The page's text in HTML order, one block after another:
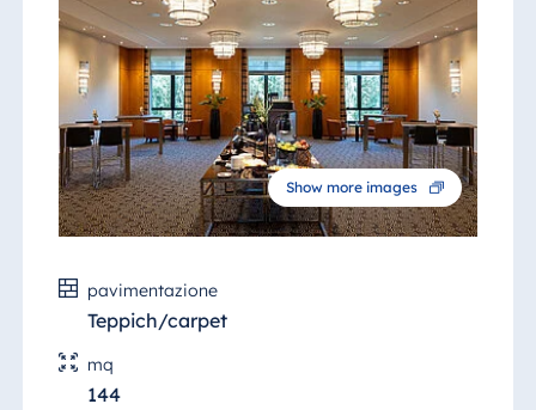
Show more images
pavimentazione
Teppich/carpet
mq
144